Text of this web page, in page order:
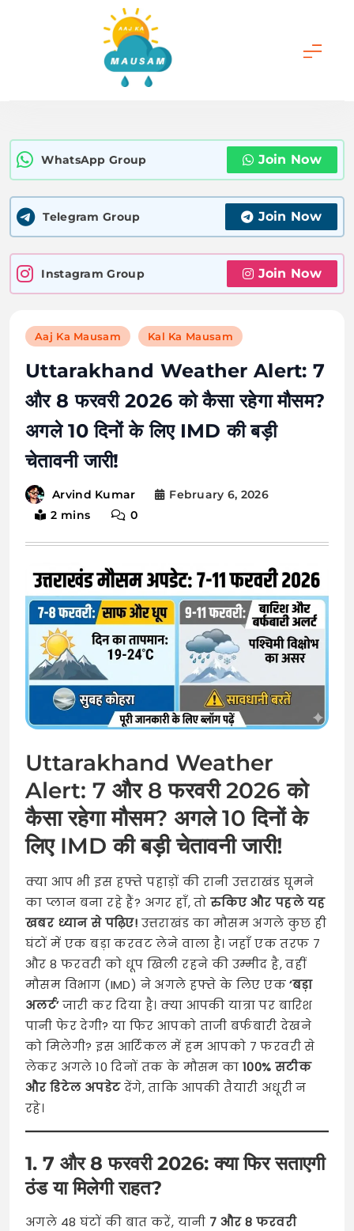
आज का मौसम | कल का
मौसम की जानकारी सबसे
पहले
WhatsApp Group Join Now
Telegram Group Join Now
Instagram Group Join Now
Aaj Ka Mausam Kal Ka Mausam
Uttarakhand Weather Alert: 7
और 8 फरवरी 2026 को कैसा रहेगा मौसम?
अगले 10 दिनों के लिए IMD की बड़ी
चेतावनी जारी!
Arvind Kumar
February 6, 2026
2 mins
0
Uttarakhand Weather
Alert: 7 और 8 फरवरी 2026 को
कैसा रहेगा मौसम? अगले 10 दिनों के
लिए IMD की बड़ी चेतावनी जारी!
क्या आप भी इस हफ्ते पहाड़ों की रानी उत्तराखंड घूमने
का प्लान बना रहे हैं? अगर हाँ, तोरुकिए और पहले यह
खबर ध्यान से पढ़िए! उत्तराखंड का मौसम अगले कुछ ही
घंटों में एक बड़ा करवट लेने वाला है। जहाँ एक तरफ 7
और 8 फरवरी को धूप खिली रहने की उम्मीद है, वहीं
मौसम विभाग (IMD) ने अगले हफ्ते के लिए एक‘बड़ा
अलर्ट’जारी कर दिया है। क्या आपकी यात्रा पर बारिश
पानी फेर देगी? या फिर आपको ताजी बर्फबारी देखने
को मिलेगी? इस आर्टिकल में हम आपको 7 फरवरी से
लेकर अगले 10 दिनों तक के मौसम का 100% सटीक
और डिटेल अपडेटदेंगे, ताकि आपकी तैयारी अधूरी न
रहे।
1. 7 और 8 फरवरी 2026: क्या फिर सताएगी
ठंड या मिलेगी राहत?
अगले 48 घंटों की बात करें, यानी 7 और 8 फरवरी